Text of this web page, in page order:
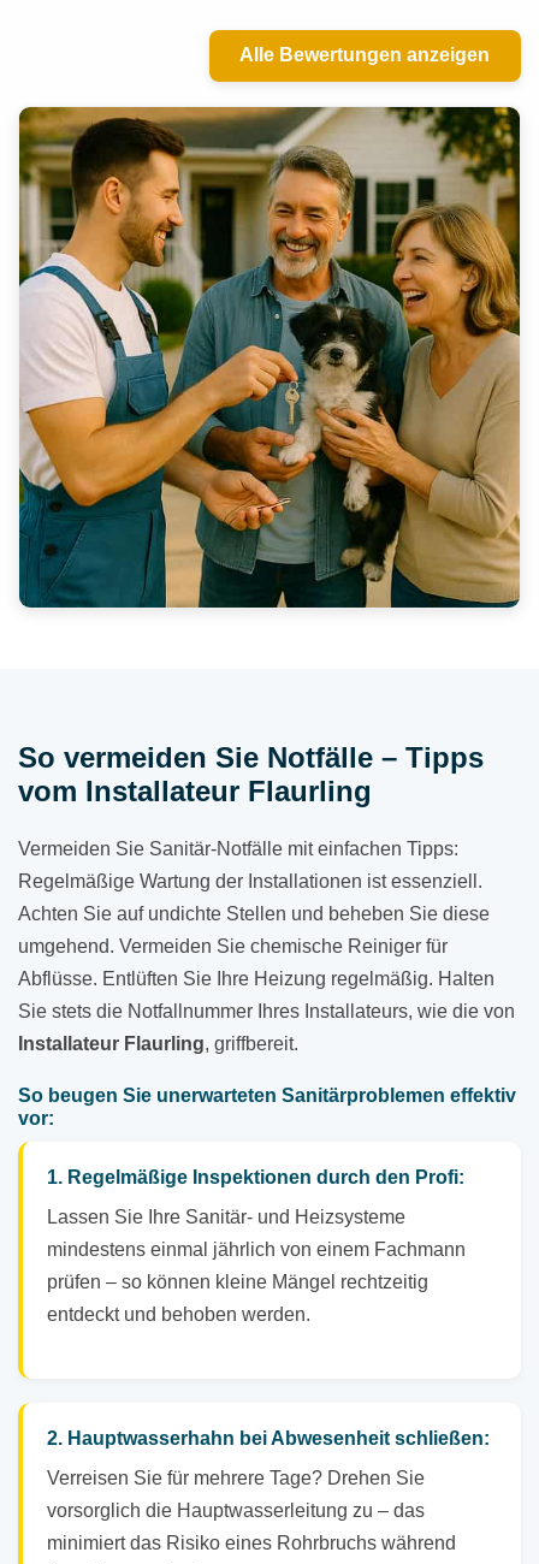
Alle Bewertungen anzeigen
So vermeiden Sie Notfälle – Tipps
vom Installateur Flaurling
Vermeiden Sie Sanitär-Notfälle mit einfachen Tipps:
Regelmäßige Wartung der Installationen ist essenziell.
Achten Sie auf undichte Stellen und beheben Sie diese
umgehend. Vermeiden Sie chemische Reiniger für
Abflüsse. Entlüften Sie Ihre Heizung regelmäßig. Halten
Sie stets die Notfallnummer Ihres Installateurs, wie die von
Installateur Flaurling, griffbereit.
So beugen Sie unerwarteten Sanitärproblemen effektiv
vor:
1. Regelmäßige Inspektionen durch den Profi:
Lassen Sie Ihre Sanitär- und Heizsysteme
mindestens einmal jährlich von einem Fachmann
prüfen – so können kleine Mängel rechtzeitig
entdeckt und behoben werden.
2. Hauptwasserhahn bei Abwesenheit schließen:
Verreisen Sie für mehrere Tage? Drehen Sie
vorsorglich die Hauptwasserleitung zu – das
minimiert das Risiko eines Rohrbruchs während